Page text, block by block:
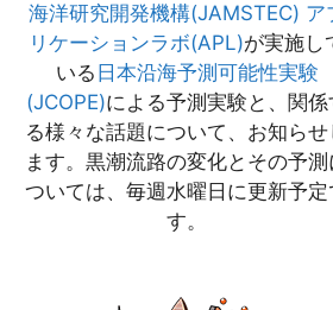
海洋研究開発機構(JAMSTEC) ア
リケーションラボ(APL)が実施し
いる 日本沿海予測可能性実験
(JCOPE)による予測実験と、関係
る様々な話題について、お知らせ
ます。黒潮流路の変化とその予測
ついては、毎週水曜日に更新予定
す。